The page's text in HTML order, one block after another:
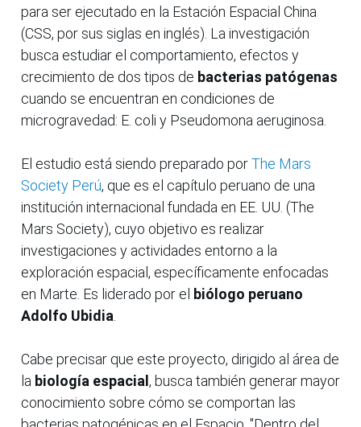
para ser ejecutado en la Estación Espacial China
(CSS, por sus siglas en inglés). La investigación
busca estudiar el comportamiento, efectos y
crecimiento de dos tipos de bacterias patógenas
cuando se encuentran en condiciones de
microgravedad: E. coli y Pseudomona aeruginosa.
El estudio está siendo preparado porThe Mars
Society Perú, que es el capítulo peruano de una
institución internacional fundada en EE. UU. (The
Mars Society), cuyo objetivo es realizar
investigaciones y actividades entorno a la
exploración espacial, específicamente enfocadas
en Marte. Es liderado por el biólogo peruano
Adolfo Ubidia.
Cabe precisar que este proyecto, dirigido al área de
la biología espacial , busca también generar mayor
conocimiento sobre cómo se comportan las